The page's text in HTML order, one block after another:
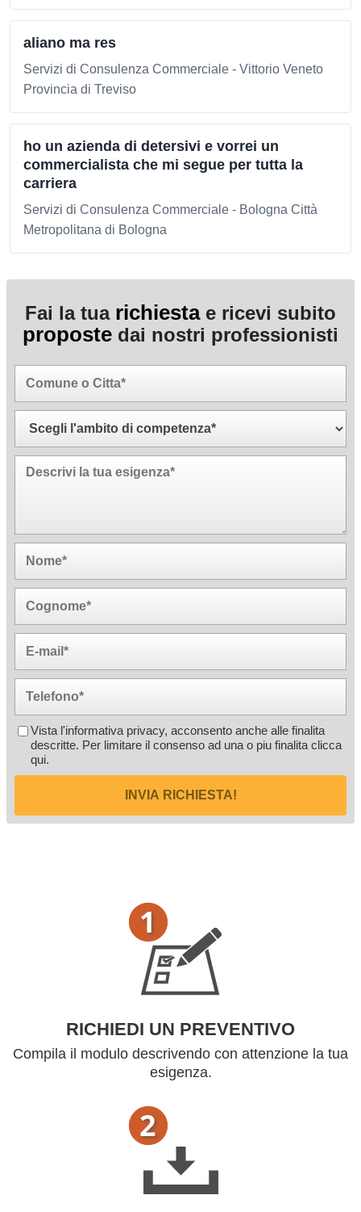
aliano ma res
Servizi di Consulenza Commerciale - Vittorio Veneto
Provincia di Treviso
ho un azienda di detersivi e vorrei un
commercialista che mi segue per tutta la
carriera
Servizi di Consulenza Commerciale - Bologna Città
Metropolitana di Bologna
Fai la tua richiestae ricevi subito
proposte dai nostri professionisti
Vista l'informativa privacy, acconsento anche alle finalita
descritte. Per limitare il consenso ad una o piu finalita clicca
qui.
INVIA RICHIESTA!
RICHIEDI UN PREVENTIVO
Compila il modulo descrivendo con attenzione la tua
esigenza.